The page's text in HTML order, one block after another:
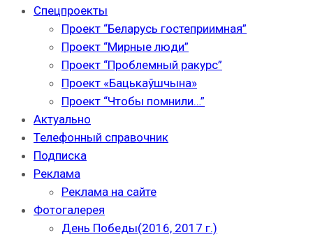
Спецпроекты
Проект “Беларусь гостеприимная”
Проект “Мирные люди”
Проект “Проблемный ракурс”
Проект «Бацькаўшчына»
Проект “Чтобы помнили…”
Актуально
Телефонный справочник
Подписка
Реклама
Реклама на сайте
Фотогалерея
День Победы(2016, 2017 г.)